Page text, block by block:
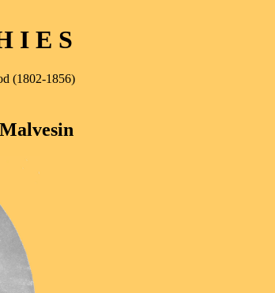
I E S
(1802-1856)